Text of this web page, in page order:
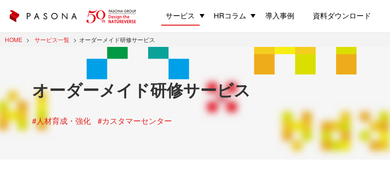
サービス HRコラム 導入事例 資料ダウンロード
HOME サービス一覧 オーダーメイド研修サービス
オーダーメイド研修サービス
#人材育成・強化 #カスタマーセンター